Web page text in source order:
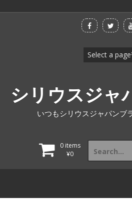
シリウスジャ
いつもシリウスジャパンブ
0 items
¥0
Search
for: